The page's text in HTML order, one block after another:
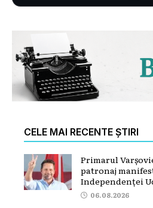
CELE MAI RECENTE ȘTIRI
Primarul
patronaj
Independenței
06.08.2026